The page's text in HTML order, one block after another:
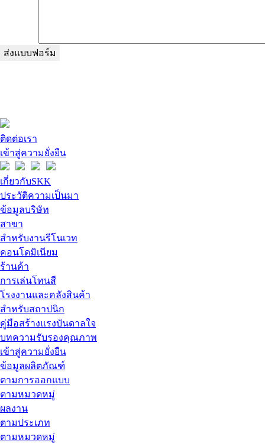
ติดต่อเรา
เข้าสู่ความยั่งยืน
เกี่ยวกับSKK
ประวัติความเป็นมา
ข้อมูลบริษัท
สาขา
สำหรับงานรีโนเวท
คอนโดมิเนียม
ร้านค้า
การเล่นโทนสี
โรงงานและคลังสินค้า
สำหรับสถาปนิก
คู่มือสร้างแรงบันดาลใจ
บทความรับรองคุณภาพ
เข้าสู่ความยั่งยืน
ข้อมูลผลิตภัณฑ์
ตามการออกแบบ
ตามหมวดหมู่
ผลงาน
ตามประเภท
ตามหมวดหมู่